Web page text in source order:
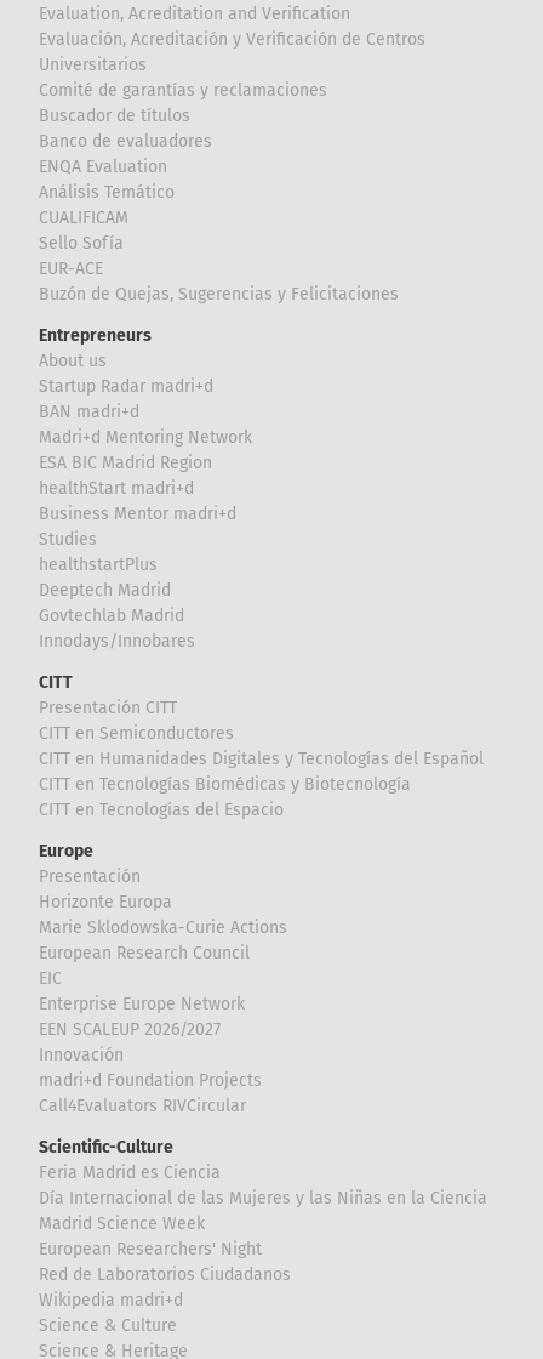
Evaluation, Acreditation and Verification
Evaluación, Acreditación y Verificación de Centros
Universitarios
Comité de garantías y reclamaciones
Buscador de títulos
Banco de evaluadores
ENQA Evaluation
Análisis Temático
CUALIFICAM
Sello Sofía
EUR-ACE
Buzón de Quejas, Sugerencias y Felicitaciones
Entrepreneurs
About us
Startup Radar madri+d
BAN madri+d
Madri+d Mentoring Network
ESA BIC Madrid Region
healthStart madri+d
Business Mentor madri+d
Studies
healthstartPlus
Deeptech Madrid
Govtechlab Madrid
Innodays/Innobares
CITT
Presentación CITT
CITT en Semiconductores
CITT en Humanidades Digitales y Tecnologías del Español
CITT en Tecnologías Biomédicas y Biotecnología
CITT en Tecnologías del Espacio
Europe
Presentación
Horizonte Europa
Marie Sklodowska-Curie Actions
European Research Council
EIC
Enterprise Europe Network
EEN SCALEUP 2026/2027
Innovación
madri+d Foundation Projects
Call4Evaluators RIVCircular
Scientific-Culture
Feria Madrid es Ciencia
Día Internacional de las Mujeres y las Niñas en la Ciencia
Madrid Science Week
European Researchers' Night
Red de Laboratorios Ciudadanos
Wikipedia madri+d
Science & Culture
Science & Heritage